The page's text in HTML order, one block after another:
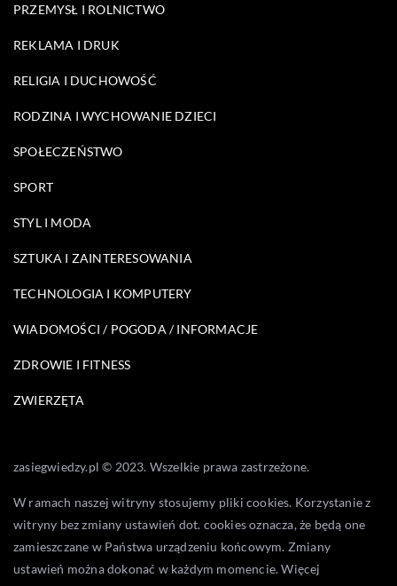
PRZEMYSŁ I ROLNICTWO
REKLAMA I DRUK
RELIGIA I DUCHOWOŚĆ
RODZINA I WYCHOWANIE DZIECI
SPOŁECZEŃSTWO
SPORT
STYL I MODA
SZTUKA I ZAINTERESOWANIA
TECHNOLOGIA I KOMPUTERY
WIADOMOŚCI / POGODA / INFORMACJE
ZDROWIE I FITNESS
ZWIERZĘTA
zasiegwiedzy.pl © 2023. Wszelkie prawa zastrzeżone.
W ramach naszej witryny stosujemy pliki cookies. Korzystanie z
witryny bez zmiany ustawień dot. cookies oznacza, że będą one
zamieszczane w Państwa urządzeniu końcowym. Zmiany
ustawień można dokonać w każdym momencie. Więcej